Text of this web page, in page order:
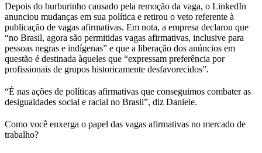
Depois do burburinho causado pela remoção da vaga, o LinkedIn
anunciou mudanças em sua política e retirou o veto referente à
publicação de vagas afirmativas. Em nota, a empresa declarou que
“no Brasil, agora são permitidas vagas afirmativas, inclusive para
pessoas negras e indígenas” e que a liberação dos anúncios em
questão é destinada àqueles que “expressam preferência por
profissionais de grupos historicamente desfavorecidos”.
“É nas ações de políticas afirmativas que conseguimos combater as
desigualdades social e racial no Brasil”, diz Daniele.
Como você enxerga o papel das vagas afirmativas no mercado de
trabalho?